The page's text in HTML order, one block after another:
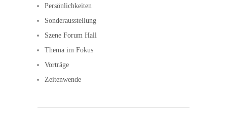
Persönlichkeiten
Sonderausstellung
Szene Forum Hall
Thema im Fokus
Vorträge
Zeitenwende